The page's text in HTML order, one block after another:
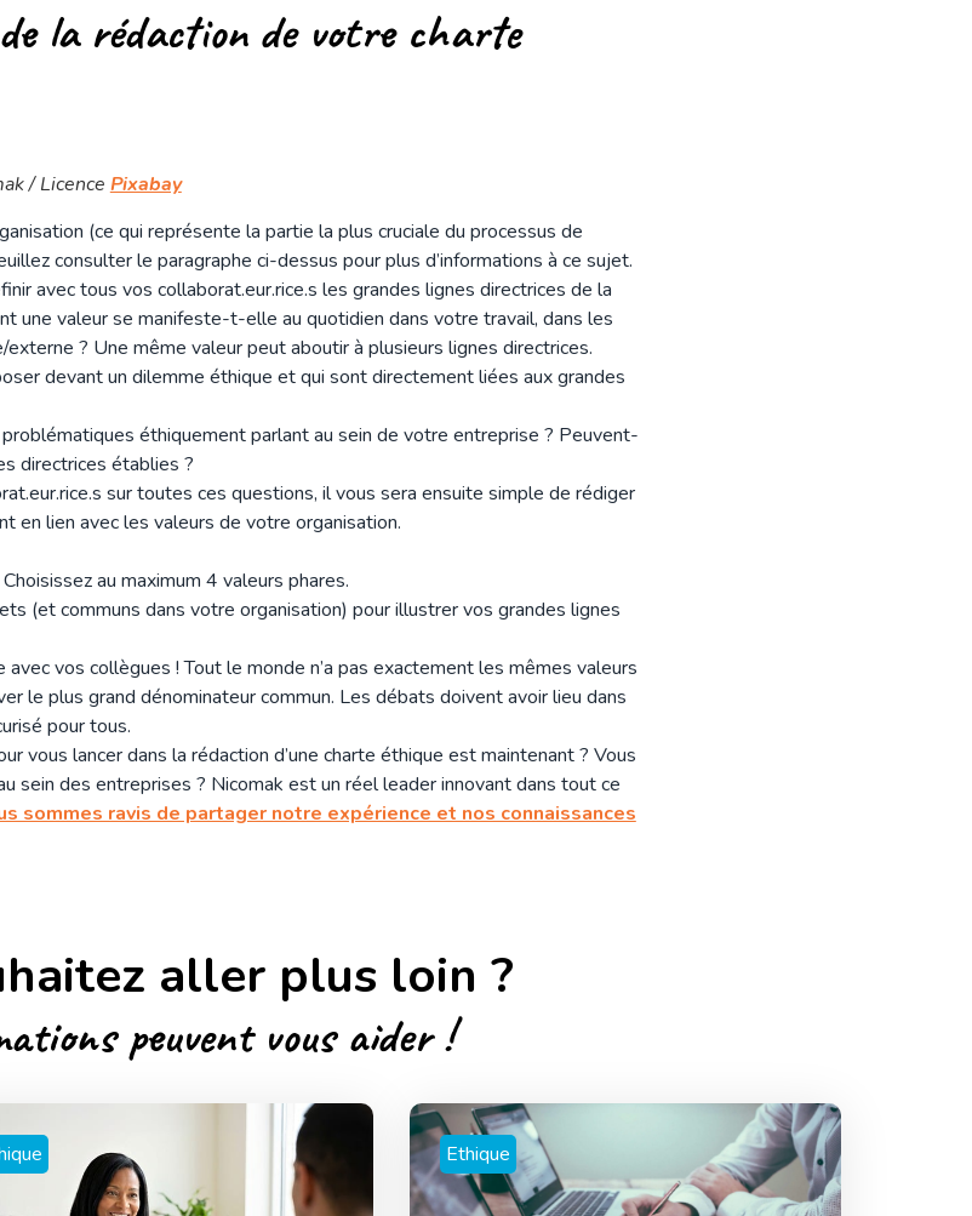
la rédaction de votre charte
/ Licence Pixabay
(ce qui représente la partie la plus cruciale du processus de
consulter le paragraphe ci-dessus pour plus d’informations à ce sujet.
avec tous vos collaborat.eur.rice.s les grandes lignes directrices de la
une valeur se manifeste-t-elle au quotidien dans votre travail, dans les
? Une même valeur peut aboutir à plusieurs lignes directrices.
devant un dilemme éthique et qui sont directement liées aux grandes
éthiquement parlant au sein de votre entreprise ? Peuvent-
directrices établies ?
sur toutes ces questions, il vous sera ensuite simple de rédiger
en lien avec les valeurs de votre organisation.
au maximum 4 valeurs phares.
(et communs dans votre organisation) pour illustrer vos grandes lignes
avec vos collègues ! Tout le monde n’a pas exactement les mêmes valeurs
le plus grand dénominateur commun. Les débats doivent avoir lieu dans
pour tous.
vous lancer dans la rédaction d’une charte éthique est maintenant ? Vous
sein des entreprises ? Nicomak est un réel leader innovant dans tout ce
sommes ravis de partager notre expérience et nos connaissances
aller plus loin ?
peuvent vous aider !
Ethique